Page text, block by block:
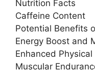
Nutrition Facts
Caffeine Content
Potential Benefits
Energy Boost and
Enhanced
Muscular